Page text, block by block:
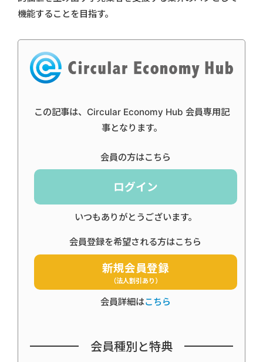
機能することを目指す。
この記事は、Circular Economy Hub 会員専用記
事となります。
会員の方はこちら
ログイン
いつもありがとうございます。
会員登録を希望される方はこちら
新規会員登録
（法人割引あり）
会員詳細はこちら
会員種別と特典